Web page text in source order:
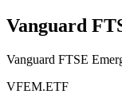
Vanguard
Vanguard FTSE
VFEM.ETF